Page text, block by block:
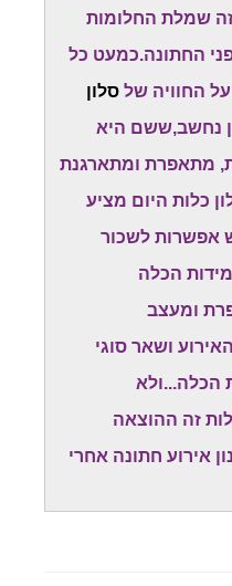
שמלת החלומות
החתונה.כמעט כל
החוויה של סלון
נחשב,ששם היא
מתאפרת ומתארגנת
כלות היום מציע
אפשרות לשכור
הכלה
ומעצב
ושאר סוגי
הכלה...ולא
זה ההוצאה
אירוע חתונה אחרי